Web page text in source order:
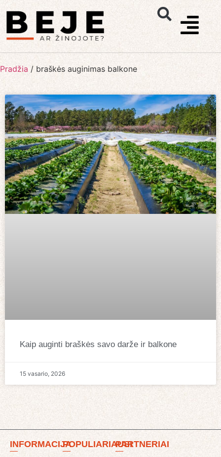
Pradžia / braškės auginimas balkone
Kaip auginti braškės savo darže ir balkone
15 vasario, 2026
INFORMACIJAPOPULIARIAUSIPARTNERIAI